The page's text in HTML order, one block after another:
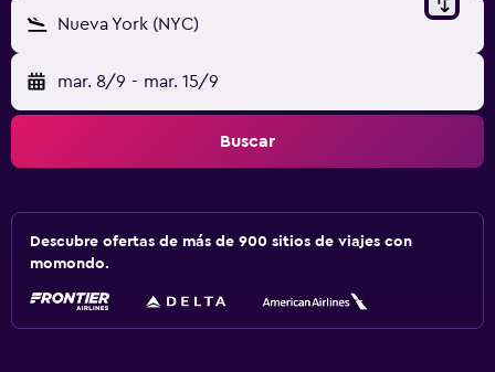
Nueva York (NYC)
mar. 8/9 - mar. 15/9
Buscar
Descubre ofertas de más de 900 sitios de viajes con
momondo.